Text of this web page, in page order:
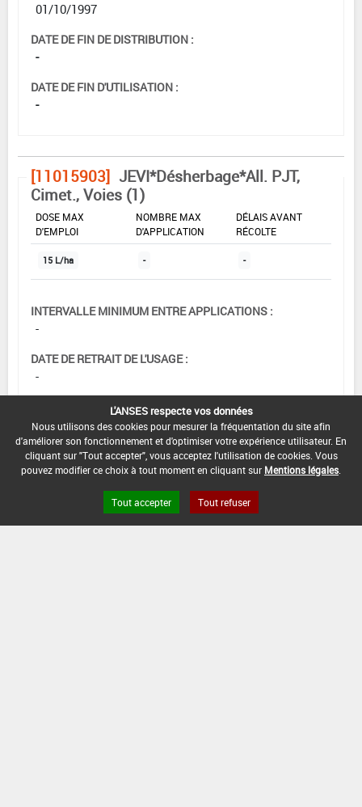
01/10/1997
DATE DE FIN DE DISTRIBUTION :
-
DATE DE FIN D'UTILISATION :
-
[11015903] JEVI*Désherbage*All. PJT,
Cimet., Voies (1)
DOSE MAX
D'EMPLOI
NOMBRE MAX
D'APPLICATION
DÉLAIS AVANT
RÉCOLTE
15 L/ha - -
INTERVALLE MINIMUM ENTRE APPLICATIONS :
-
DATE DE RETRAIT DE L'USAGE :
-
DATE DE FIN DE DISTRIBUTION :
30/05/2008
DATE DE FIN D'UTILISATION :
13/12/2008
L'ANSES respecte vos données
Nous utilisons des cookies pour mesurer la fréquentation du site afin
d'améliorer son fonctionnement et d'optimiser votre expérience utilisateur. En
cliquant sur "Tout accepter", vous acceptez l'utilisation de cookies. Vous
pouvez modifier ce choix à tout moment en cliquant sur Mentions légales
Tout accepter Tout refuser